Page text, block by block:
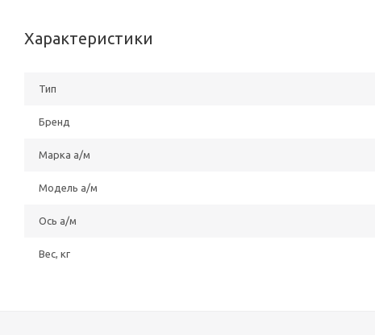
Характеристики
Тип
Бренд
Марка а/м
Модель а/м
Ось а/м
Вес, кг